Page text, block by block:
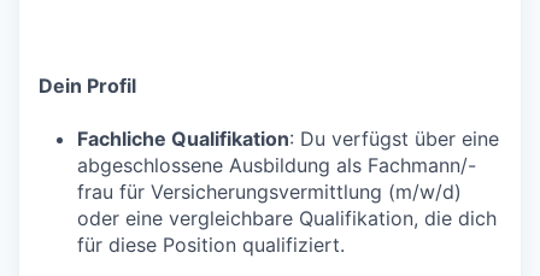
Dein Profil
Fachliche Qualifikation: Du verfügst über eine
abgeschlossene Ausbildung als Fachmann/-
frau für Versicherungsvermittlung (m/w/d)
oder eine vergleichbare Qualifikation, die dich
für diese Position qualifiziert.